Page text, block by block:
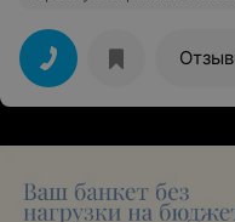
мастер умелец своего